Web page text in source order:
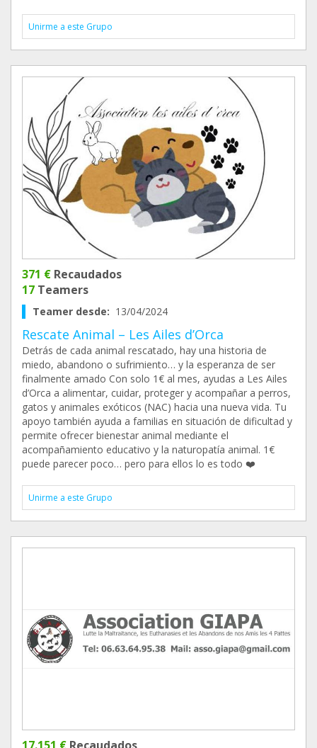
Unirme a este Grupo
371 € Recaudados
17 Teamers
Teamer desde: 13/04/2024
Rescate Animal – Les Ailes d’Orca
Detrás de cada animal rescatado, hay una historia de
miedo, abandono o sufrimiento… y la esperanza de ser
finalmente amado Con solo 1€ al mes, ayudas a Les Ailes
d’Orca a alimentar, cuidar, proteger y acompañar a perros,
gatos y animales exóticos (NAC) hacia una nueva vida. Tu
apoyo también ayuda a familias en situación de dificultad y
permite ofrecer bienestar animal mediante el
acompañamiento educativo y la naturopatía animal. 1€
puede parecer poco… pero para ellos lo es todo ❤️
Unirme a este Grupo
17.151 € Recaudados